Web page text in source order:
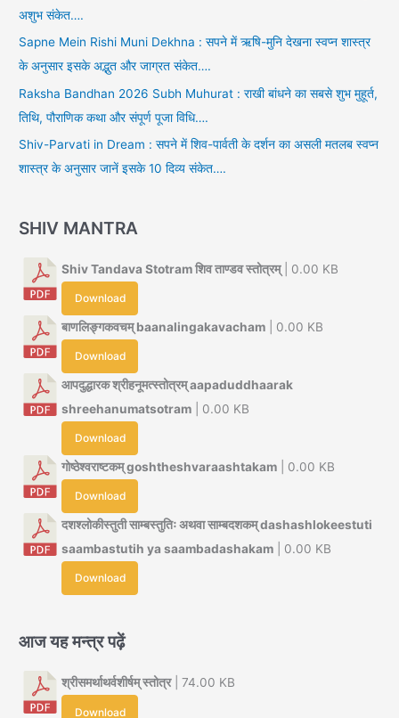
अशुभ संकेत….
Sapne Mein Rishi Muni Dekhna : सपने में ऋषि-मुनि देखना स्वप्न शास्त्र
के अनुसार इसके अद्भुत और जाग्रत संकेत….
Raksha Bandhan 2026 Subh Muhurat : राखी बांधने का सबसे शुभ मुहूर्त,
तिथि, पौराणिक कथा और संपूर्ण पूजा विधि….
Shiv-Parvati in Dream : सपने में शिव-पार्वती के दर्शन का असली मतलब स्वप्न
शास्त्र के अनुसार जानें इसके 10 दिव्य संकेत….
SHIV MANTRA
Shiv Tandava Stotram शिव ताण्डव स्तोत्रम्| 0.00 KB
Download
बाणलिङ्गकवचम् baanalingakavacham | 0.00 KB
Download
आपदुद्धारक श्रीहनूमत्स्तोत्रम् aapaduddhaarak
shreehanumatsotram | 0.00 KB
Download
गोष्ठेश्वराष्टकम् goshtheshvaraashtakam | 0.00 KB
Download
दशश्लोकीस्तुती साम्बस्तुतिः अथवा साम्बदशकम् dashashlokeestuti
saambastutih ya saambadashakam | 0.00 KB
Download
आज यह मन्त्र पढ़ें
श्रीसमर्थाथर्वशीर्षम् स्तोत्र| 74.00 KB
Download